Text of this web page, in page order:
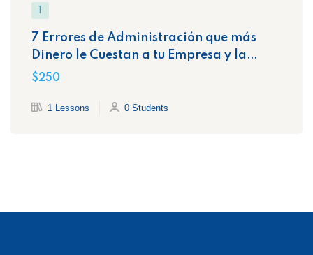
7 Errores de Administración que más
Dinero le Cuestan a tu Empresa y la
Exponen Ante el SAT
$250
1 Lessons 0 Students